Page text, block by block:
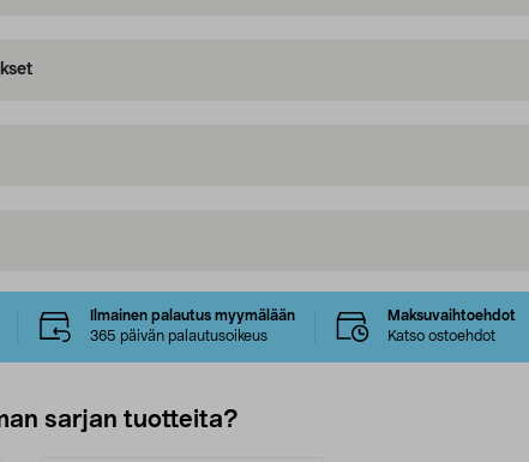
Ilmainen palautus myymälään
365 päivän palautusoikeus
Maksuvaihtoehdot
Katso ostoehdot
sarjan tuotteita?